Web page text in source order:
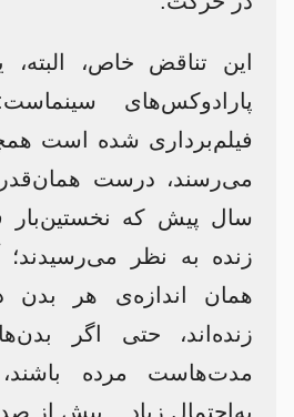
این تناقض خاص، البته،
پارادوکس‌های
فیلم‌برداری شده است
می‌رسند، درست
سال پیش که نخستین‌بار
زنده به نظر می‌رسیدند؛
همان اندازه‌ی هر بدن
زنده‌اند، حتی اگر
مدت‌هاست مرده
به‌احتمال زیاد ــ بیش از